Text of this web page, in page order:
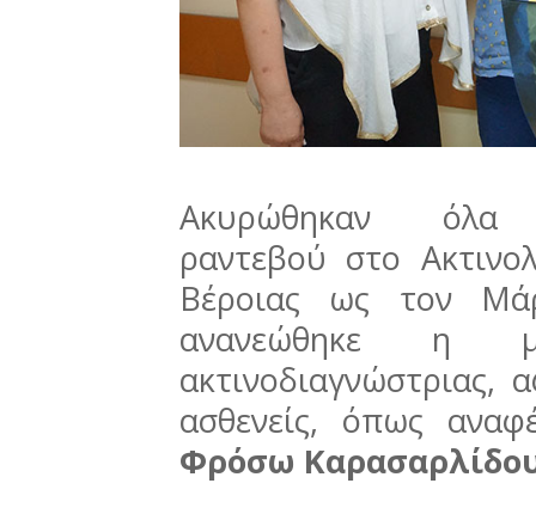
Aκυρώθηκαν όλα
ραντεβού στο
Βέροιας ως τον
ανανεώθηκε η
ασθενείς, όπως
Φρόσω